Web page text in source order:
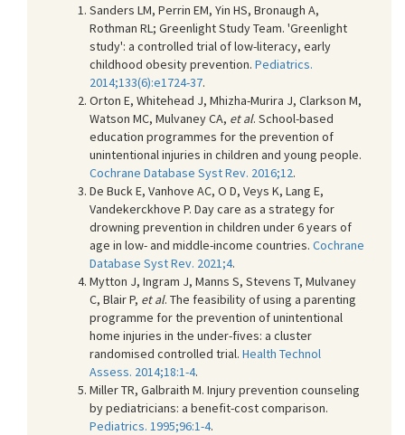
Sanders LM, Perrin EM, Yin HS, Bronaugh A,
Rothman RL; Greenlight Study Team. 'Greenlight
study': a controlled trial of low-literacy, early
childhood obesity prevention. Pediatrics.
2014;133(6):e1724-37.
Orton E, Whitehead J, Mhizha-Murira J, Clarkson M,
Watson MC, Mulvaney CA, et al. School-based
education programmes for the prevention of
unintentional injuries in children and young people.
Cochrane Database Syst Rev. 2016;12.
De Buck E, Vanhove AC, O D, Veys K, Lang E,
Vandekerckhove P. Day care as a strategy for
drowning prevention in children under 6 years of
age in low- and middle-income countries. Cochrane
Database Syst Rev. 2021;4.
Mytton J, Ingram J, Manns S, Stevens T, Mulvaney
C, Blair P, et al. The feasibility of using a parenting
programme for the prevention of unintentional
home injuries in the under-fives: a cluster
randomised controlled trial. Health Technol
Assess. 2014;18:1-4.
Miller TR, Galbraith M. Injury prevention counseling
by pediatricians: a benefit-cost comparison.
Pediatrics. 1995;96:1-4.